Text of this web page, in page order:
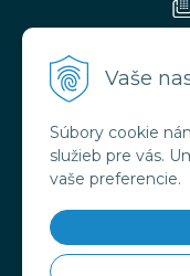
Vaše
Súbory cookie
služieb pre vás.
vaše preferencie.